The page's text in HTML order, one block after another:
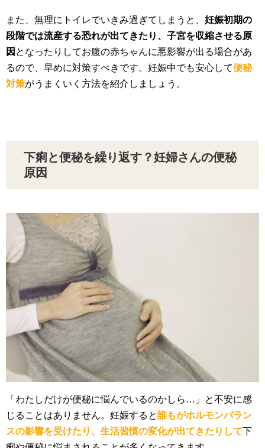
また、無理にトイレでいきみ過ぎてしまうと、 妊娠初期の
段階では流産する恐れが出てきたり、子宮を収縮させる原
因 となったりしてお腹の赤ちゃんに悪影響が出る場合があ
るので、早めに対策すべきです。妊娠中でも安心して便秘
対策がうまくいく方法を紹介しましょう。
下痢と便秘を繰り返す？妊婦さんの便秘
原因
「わたしだけが便秘に悩んでいるのかしら…」と不安に感
じることはありません。妊娠すると誰もがホルモンバラン
スの影響を受けたり、生活習慣の変化が出てきたりして下